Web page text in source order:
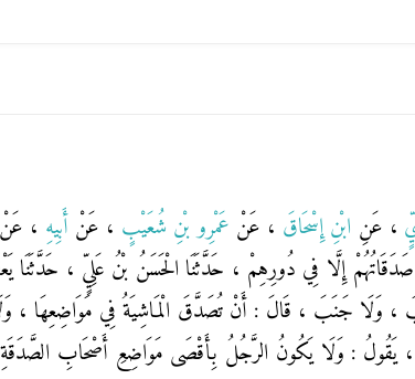
، عَنِ ابْنِ إِسْحَاقَ ، عَنْ عَمْرِو بْنِ شُعَيْبٍ ، عَنْ أَبِيهِ ، عَنْ
إِلَّا فِي دُورِهِمْ ، حَدَّثَنَا الْحَسَنُ بْنُ عَلِيٍّ ، حَدَّثَنَا
، وَلَا جَنَبَ ، قَالَ : أَنْ تُصَدَّقَ الْمَاشِيَةُ فِي مَوَاضِعِهَا ،
، يَقُولُ : وَلَا يَكُونُ الرَّجُلُ بِأَقْصَى مَوَاضِعِ أَصْحَابِ